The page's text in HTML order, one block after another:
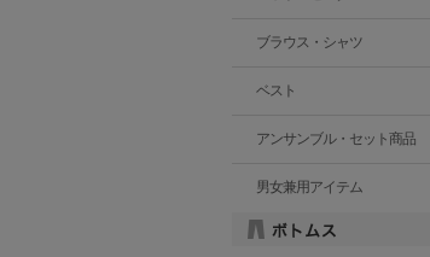
ブラウス・シャツ
ベスト
アンサンブル・セット商品
男女兼用アイテム